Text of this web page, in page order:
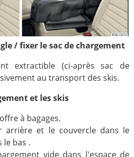
/ fixer le sac de chargement
extractible (ci-après sac de
au transport des skis.
et les skis
à bagages.
arrière et le couvercle dans le
le bas .
vide dans l'espace de